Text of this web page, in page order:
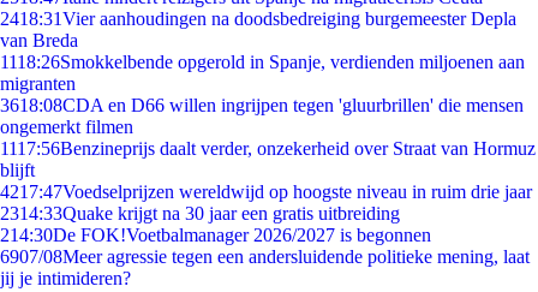
2418:31Vier aanhoudingen na doodsbedreiging burgemeester Depla
van Breda
1118:26Smokkelbende opgerold in Spanje, verdienden miljoenen aan
migranten
3618:08CDA en D66 willen ingrijpen tegen 'gluurbrillen' die mensen
ongemerkt filmen
1117:56Benzineprijs daalt verder, onzekerheid over Straat van Hormuz
blijft
4217:47Voedselprijzen wereldwijd op hoogste niveau in ruim drie jaar
2314:33Quake krijgt na 30 jaar een gratis uitbreiding
214:30De FOK!Voetbalmanager 2026/2027 is begonnen
6907/08Meer agressie tegen een andersluidende politieke mening, laat
jij je intimideren?